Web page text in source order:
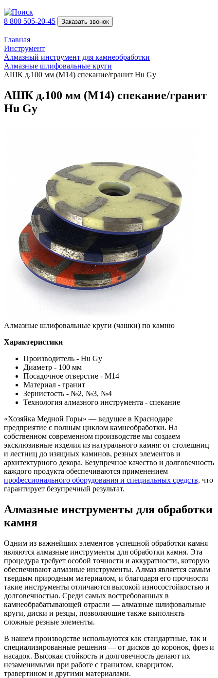
8 800 505-20-45 Заказать звонок
Главная
Инструмент
Алмазный инструмент для камнеобработки
Алмазные шлифовальные круги
АШК д.100 мм (М14) спекание/гранит Hu Gy
АШК д.100 мм (М14) спекание/гранит
Hu Gy
Алмазные шлифовальные круги (чашки) по камню
Характеристики
Производитель - Hu Gy
Диаметр - 100 мм
Посадочное отверстие - M14
Материал - гранит
Зернистость - №2, №3, №4
Технология алмазного инструмента - спекание
«Хозяйка Медной Горы» — ведущее в Краснодаре
предприятие с полным циклом камнеобработки. На
собственном современном производстве мы создаем
эксклюзивные изделия из натурального камня: от столешниц
и лестниц до изящных каминов, резных элементов и
архитектурного декора. Безупречное качество и долговечность
каждого продукта обеспечиваются применением
профессионального оборудования и специальных средств, что
гарантирует безупречный результат.
Алмазные инструменты для обработки
камня
Одним из важнейших элементов успешной обработки камня
являются алмазные инструменты для обработки камня. Эта
процедура требует особой точности и аккуратности, которую
обеспечивают алмазные инструменты. Алмаз является самым
твердым природным материалом, и благодаря его прочности
такие инструменты отличаются высокой износостойкостью и
долговечностью. Среди самых востребованных в
камнеобрабатывающей отрасли — алмазные шлифовальные
круги, диски и резцы, позволяющие также выполнять
сложные резные элементы.
В нашем производстве используются как стандартные, так и
специализированные решения — от дисков до коронок, фрез и
насадок. Высокая стойкость и долговечность делают их
незаменимыми при работе с гранитом, кварцитом,
травертином и другими материалами.